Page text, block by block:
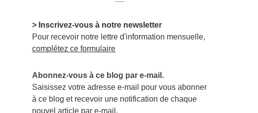
> Inscrivez-vous à notre newsletter
Pour recevoir notre lettre d'information mensuelle,
complétez ce formulaire
Abonnez-vous à ce blog par e-mail.
Saisissez votre adresse e-mail pour vous abonner
à ce blog et recevoir une notification de chaque
nouvel article par e-mail.